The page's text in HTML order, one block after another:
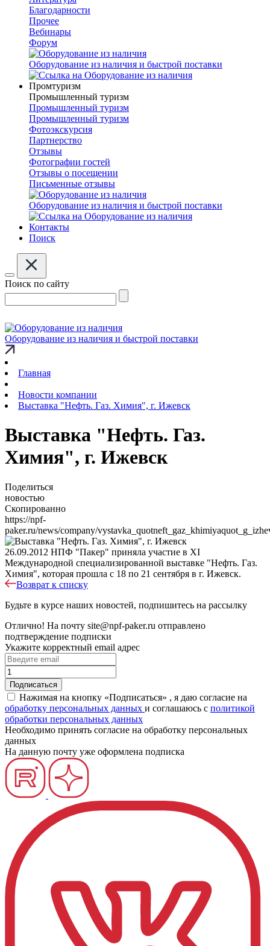
Благодарности
Прочее
Вебинары
Форум
Оборудование из наличия и быстрой поставки
Промтуризм
Промышленный туризм
Промышленный туризм
Промышленный туризм
Фотоэкскурсия
Партнерство
Отзывы
Фотографии гостей
Отзывы о посещении
Письменные отзывы
Оборудование из наличия и быстрой поставки
Контакты
Поиск
Поиск по сайту
Оборудование из наличия и быстрой поставки
Главная
Новости компании
Выставка "Нефть. Газ. Химия", г. Ижевск
Выставка "Нефть. Газ.
Химия", г. Ижевск
Поделиться
новостью
Скопированно
https://npf-
paker.ru/news/company/
26.09.2012 НПФ "Пакер" приняла участие в XI
Международной специализированной выставке "Нефть. Газ.
Химия", которая прошла с 18 по 21 сентября в г. Ижевск.
Возврат к списку
Будьте в курсе наших новостей, подпишитесь на рассылку
Отлично! На почту site@npf-paker.ru отправлено
подтверждение подписки
Укажите корректный email адрес
Нажимая на кнопку «Подписаться» , я даю согласие на
обработку персональных данных и соглашаюсь c политикой
обработки персональных данных
Необходимо принять согласие на обработку персональных
данных
На данную почту уже оформлена подписка